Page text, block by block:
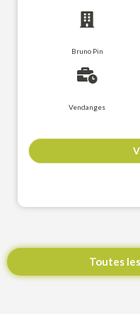
Bruno Pin
Vendanges
Toutes